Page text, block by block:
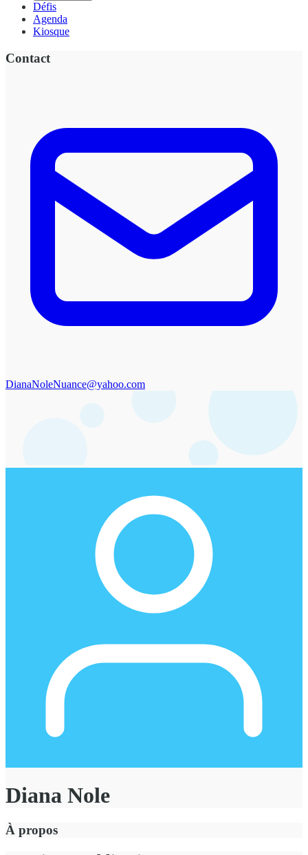
Défis
Agenda
Kiosque
Contact
DianaNoleNuance@yahoo.com
Diana Nole
À propos